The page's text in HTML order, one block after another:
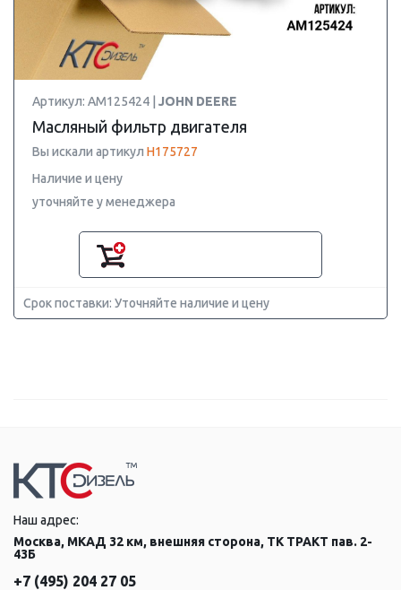
Артикул: AM125424 | JOHN DEERE
Масляный фильтр двигателя
Вы искали артикул H175727
Наличие и цену
уточняйте у менеджера
Срок поставки: Уточняйте наличие и цену
Наш адрес:
Москва, МКАД 32 км, внешняя сторона, ТК ТРАКТ пав. 2-
43Б
+7 (495) 204 27 05